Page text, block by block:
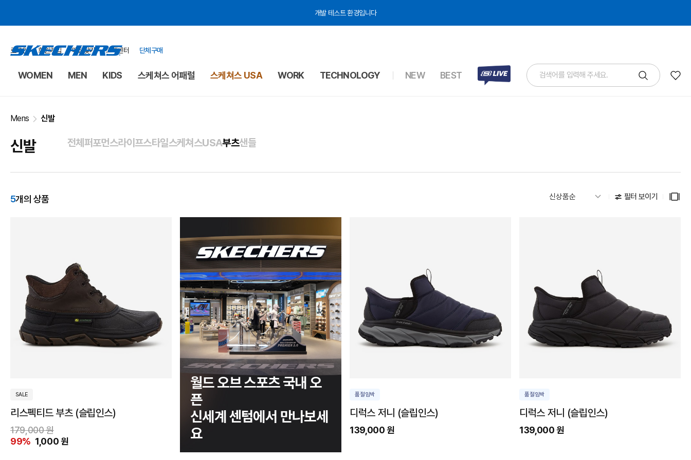
개발 테스트 환경입니다
로그인 회원가입 매장찾기 고객센터 단체구매
WOMEN MEN KIDS 스케쳐스 어패럴 스케쳐스 USA WORK TECHNOLOGY NEW BEST
Mens 신발
신발 전체 퍼포먼스라이프스타일스케쳐스USA부츠샌들
260
275
280
290
5개의 상품 필터 보이기
SALE
리스펙티드 부츠 (슬립인스)
179,000 원
99% 1,000 원
월드 오브 스포츠 국내 오
픈
신세계 센텀에서 만나보세
요
품절임박
디럭스 저니 (슬립인스)
139,000 원
품절임박
디럭스 저니 (슬립인스)
139,000 원